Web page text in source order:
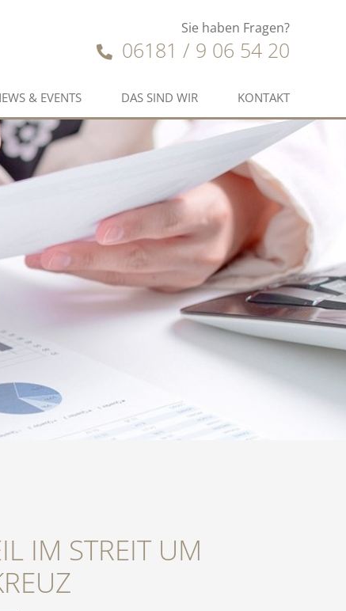
Sie haben Fragen?
06181 / 9 06 54 20
& EVENTS DAS SIND WIR KONTAKT
IM STREIT UM